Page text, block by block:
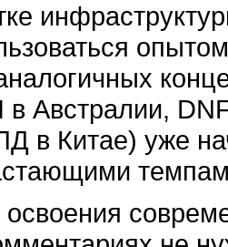
в Австралии,
в Китае) уже